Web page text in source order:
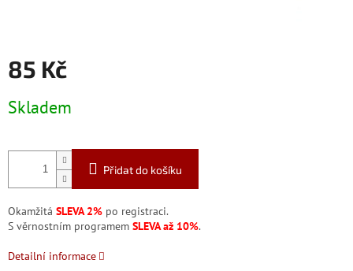
85 Kč
cena:
Skladem
Přidat do košíku
Okamžitá SLEVA 2% po registraci.
S věrnostním programem SLEVA až 10%.
Detailní informace